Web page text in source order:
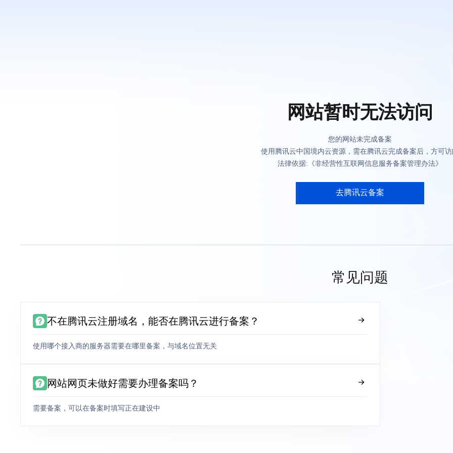
网站暂时无法访问
您的网站未完成备案
使用腾讯云中国境内云资源，需在腾讯云完成备案后，方可
法律依据:《非经营性互联网信息服务备案管理办法》
去腾讯云备案
常见问题
不在腾讯云注册域名，能否在腾讯云进行备案？
使用哪个接入商的服务器需要在哪里备案，与域名位置无关
网站网页未做好需要办理备案吗？
需要备案，可以在备案时填写正在建设中